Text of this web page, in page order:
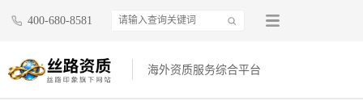
400-680-8581
海外资质服务综合平台